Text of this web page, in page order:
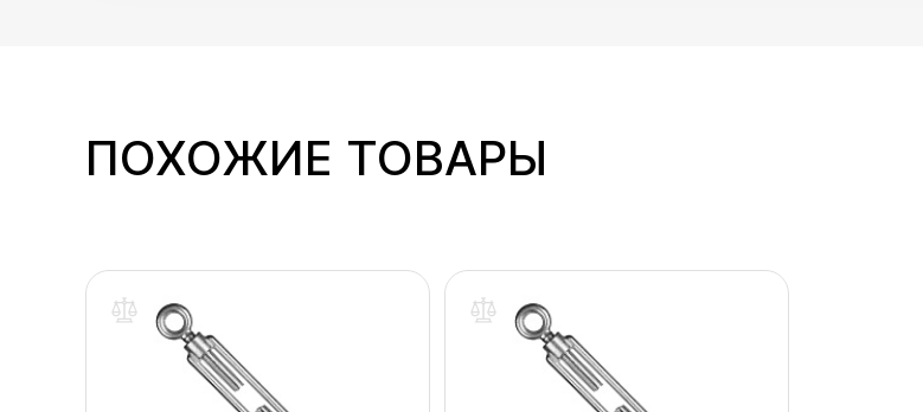
ПОХОЖИЕ ТОВАРЫ